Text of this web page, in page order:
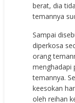
berat, dia
temannya
Sampai
diperkosa
orang
menghadapi
temannya.
keesokan
oleh reihan